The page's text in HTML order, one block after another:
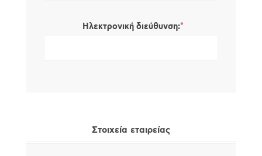
Ηλεκτρονική διεύθυνση:*
Στοιχεία εταιρείας